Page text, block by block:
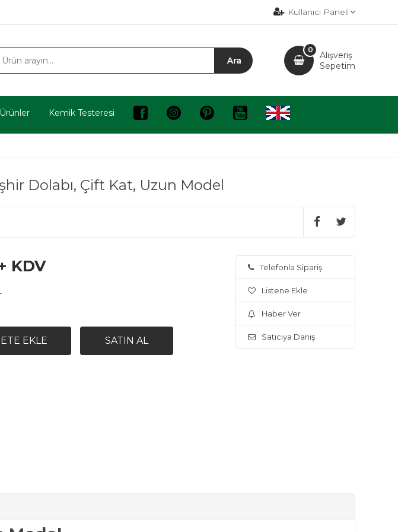
Kullanıcı Paneli
Alışveriş
Sepetim
0
Kemik Testeresi
Dolabı, Çift Kat, Uzun Model
KDV Telefonla Sipariş
Listene Ekle
Haber Ver
Satıcıya Danış